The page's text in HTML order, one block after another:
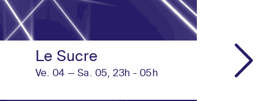
Le Sucre
Ve. 04 — Sa. 05, 23h - 05h